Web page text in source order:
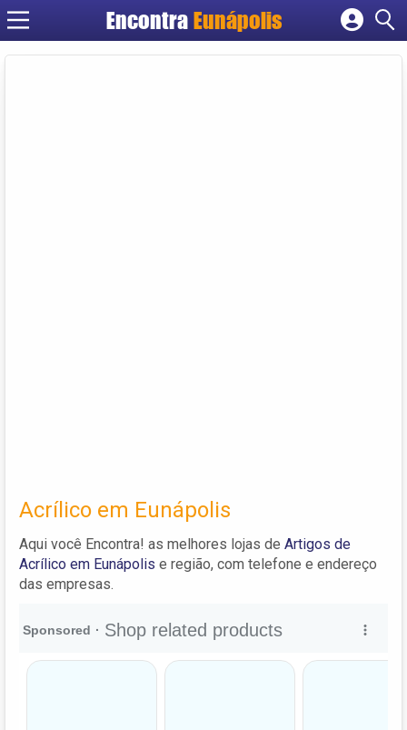
EncontraEunápolis
Cadastrar empresa
Acrílico em Eunápolis
Aqui você Encontra! as melhores lojas de Artigos de
Acrílico em Eunápolis e região, com telefone e endereço
das empresas.